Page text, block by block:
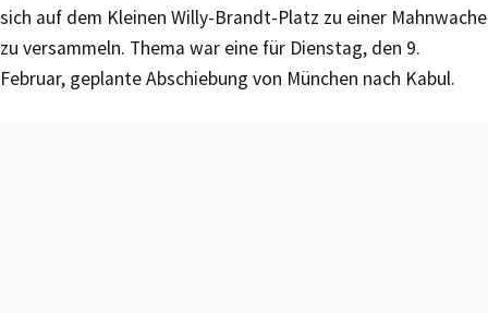
sich auf dem Kleinen Willy-Brandt-Platz zu einer Mahnwache
zu versammeln. Thema war eine für Dienstag, den 9.
Februar, geplante Abschiebung von München nach Kabul.